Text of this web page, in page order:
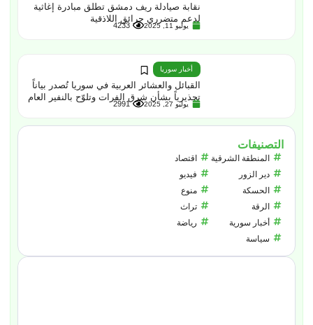
نقابة صيادلة ريف دمشق تطلق مبادرة إغاثية
لدعم متضرري حرائق اللاذقية
يوليو 11, 2025 4233
أخبار سوريا
القبائل والعشائر العربية في سوريا تُصدر بياناً
تحذيرياً بشأن شرق الفرات وتلوّح بالنفير العام
يوليو 27, 2025 2991
التصنيفات
المنطقة الشرقية
دير الزور
الحسكة
الرقة
أخبار سورية
سياسة
اقتصاد
فيديو
منوع
تراث
رياضة